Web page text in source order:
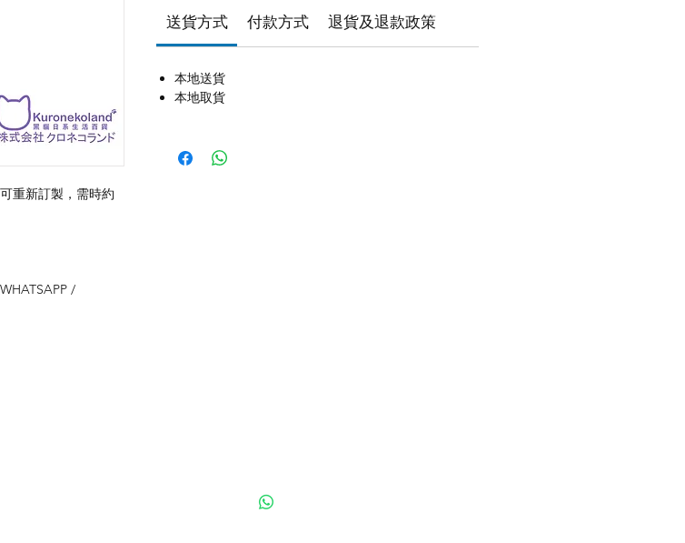
重新訂製，需時約
/
送貨方式 付款方式 退貨及退款政策
本地送貨
本地取貨
​